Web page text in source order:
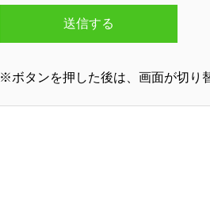
※ボタンを押した後は、画面が切り